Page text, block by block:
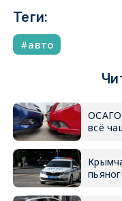
Теги:
авто
ОСАГО
всё